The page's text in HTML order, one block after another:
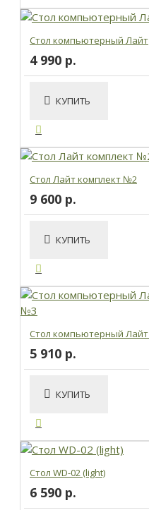
Стол компьютерный Лайт
4 990 р.
КУПИТЬ
Стол Лайт комплект №2
9 600 р.
КУПИТЬ
5 910 р.
КУПИТЬ
Стол WD-02 (light)
6 590 р.